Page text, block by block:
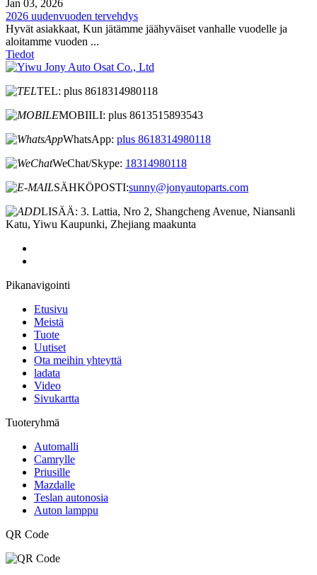
Jan 03, 2026
2026 uudenvuoden tervehdys
Hyvät asiakkaat, Kun jätämme jäähyväiset vanhalle vuodelle ja
aloitamme vuoden ...
Tiedot
TEL: plus 8618314980118
MOBIILI: plus 8613515893543
WhatsApp: plus 8618314980118
WeChat/Skype: 18314980118
SÄHKÖPOSTI:sunny@jonyautoparts.com
LISÄÄ: 3. Lattia, Nro 2, Shangcheng Avenue, Niansanli
Katu, Yiwu Kaupunki, Zhejiang maakunta
Pikanavigointi
Etusivu
Meistä
Tuote
Uutiset
Ota meihin yhteyttä
ladata
Video
Sivukartta
Tuoteryhmä
Automalli
Camrylle
Priusille
Mazdalle
Teslan autonosia
Auton lamppu
QR Code